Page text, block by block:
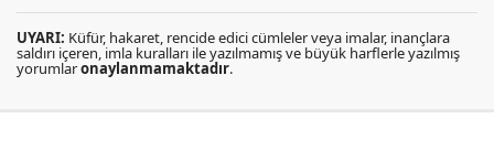
UYARI: Küfür, hakaret, rencide edici cümleler veya imalar, inançlara
saldırı içeren, imla kuralları ile yazılmamış ve büyük harflerle yazılmış
yorumlaronaylanmamaktadır.